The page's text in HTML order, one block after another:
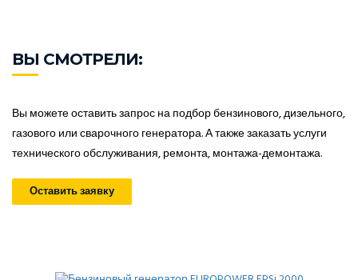
ВЫ СМОТРЕЛИ:
Вы можете оставить запрос на подбор бензинового, дизельного,
газового или сварочного генератора. А также заказать услуги
технического обслуживания, ремонта, монтажа-демонтажа.
Оставить заявку